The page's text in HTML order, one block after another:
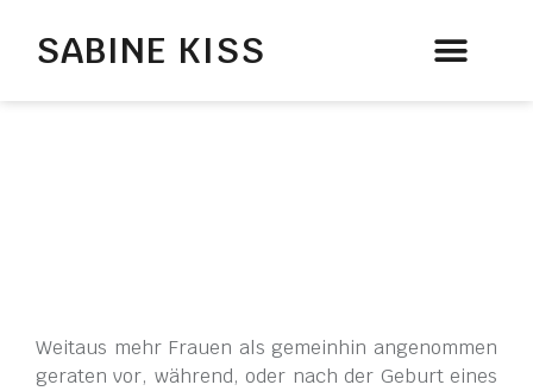
SABINE KISS
Weitaus mehr Frauen als gemeinhin angenommen
geraten vor, während, oder nach der Geburt eines